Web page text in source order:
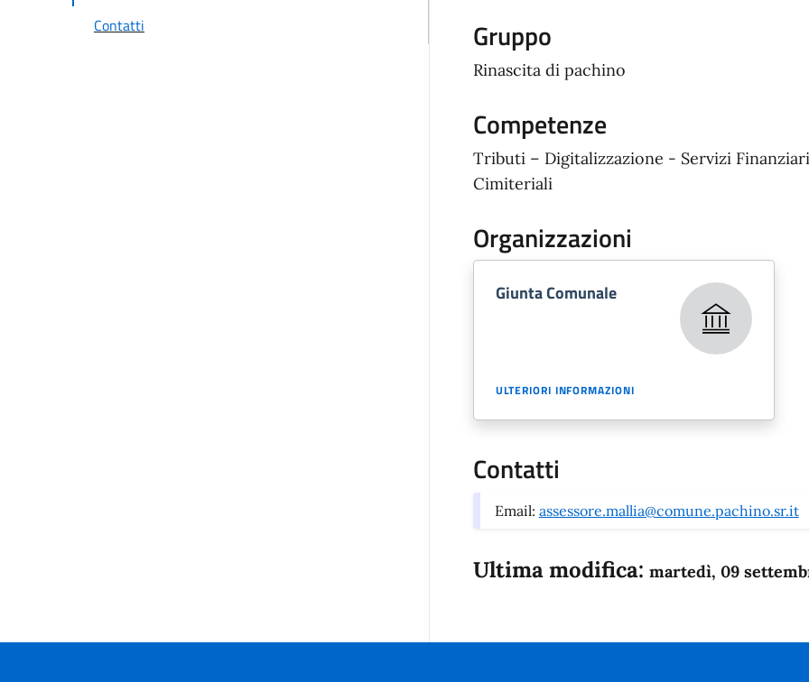
Contatti
Gruppo
Rinascita di pachino
Competenze
Tributi – Digitalizzazione - Servizi
Cimiteriali
Organizzazioni
Giunta Comunale
ULTERIORI INFORMAZIONI
Contatti
Email: assessore.mallia@comune.pachino.sr.it
Ultima modifica: martedì, 09